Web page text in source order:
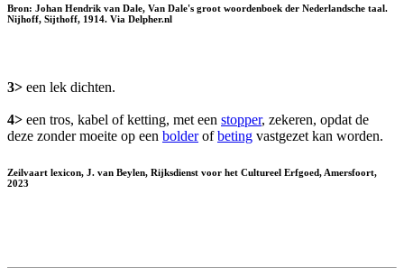
Bron: Johan Hendrik van Dale, Van Dale's groot woordenboek der Nederlandsche taal.
Nijhoff, Sijthoff, 1914. Via Delpher.nl
3> een lek dichten.
4> een tros, kabel of ketting, met een stopper, zekeren, opdat de
deze zonder moeite op een bolderofbeting vastgezet kan worden.
Zeilvaart lexicon, J. van Beylen, Rijksdienst voor het Cultureel Erfgoed, Amersfoort,
2023